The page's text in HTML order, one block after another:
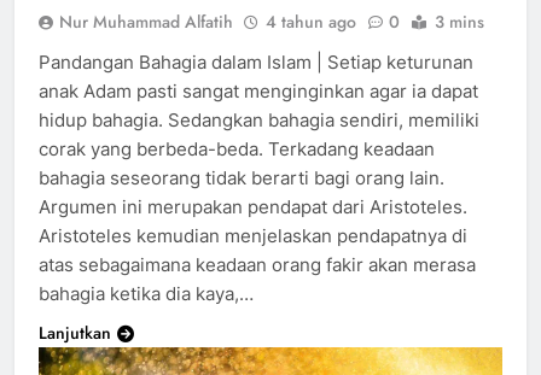
Nur Muhammad Alfatih 4 tahun ago 0 3 mins
Pandangan Bahagia dalam Islam | Setiap keturunan
anak Adam pasti sangat menginginkan agar ia dapat
hidup bahagia. Sedangkan bahagia sendiri, memiliki
corak yang berbeda-beda. Terkadang keadaan
bahagia seseorang tidak berarti bagi orang lain.
Argumen ini merupakan pendapat dari Aristoteles.
Aristoteles kemudian menjelaskan pendapatnya di
atas sebagaimana keadaan orang fakir akan merasa
bahagia ketika dia kaya,…
Lanjutkan